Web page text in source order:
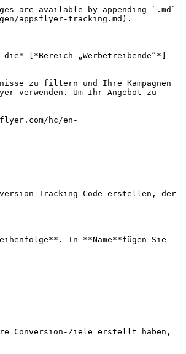
are available by appending `.md`
appsflyer-tracking.md).
[*Bereich „Werbetreibende“*]
zu filtern und Ihre Kampagnen
verwenden. Um Ihr Angebot zu
hc/en-
Tracking-Code erstellen, der
In **Name**fügen Sie
Conversion-Ziele erstellt haben,